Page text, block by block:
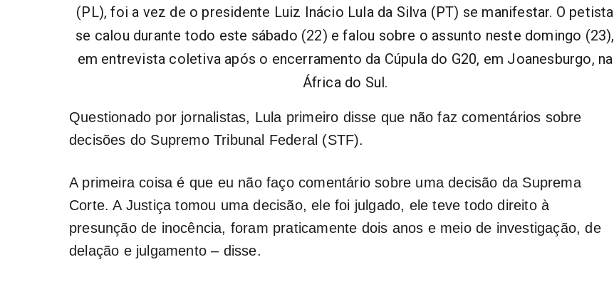
(PL), foi a vez de o presidente Luiz Inácio Lula da Silva (PT) se manifestar. O petista
se calou durante todo este sábado (22) e falou sobre o assunto neste domingo (23),
em entrevista coletiva após o encerramento da Cúpula do G20, em Joanesburgo, na
África do Sul.
Questionado por jornalistas, Lula primeiro disse que não faz comentários sobre
decisões do Supremo Tribunal Federal (STF).
A primeira coisa é que eu não faço comentário sobre uma decisão da Suprema
Corte. A Justiça tomou uma decisão, ele foi julgado, ele teve todo direito à
presunção de inocência, foram praticamente dois anos e meio de investigação, de
delação e julgamento – disse.